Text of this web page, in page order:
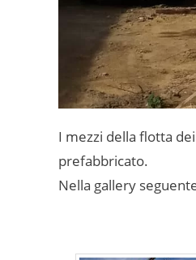
I mezzi della flotta
prefabbricato.
Nella gallery